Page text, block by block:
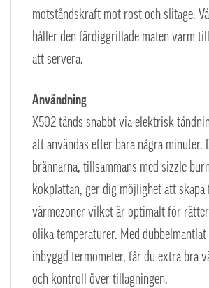
motståndskraft mot rost och slitage.
håller den färdiggrillade maten varm
att servera.
Användning
X502 tänds snabbt via elektrisk
att användas efter bara några minuter.
brännarna, tillsammans med sizzle
kokplattan, ger dig möjlighet att skapa
värmezoner vilket är optimalt för
olika temperaturer. Med
inbyggd termometer, får du extra bra
och kontroll över tillagningen.